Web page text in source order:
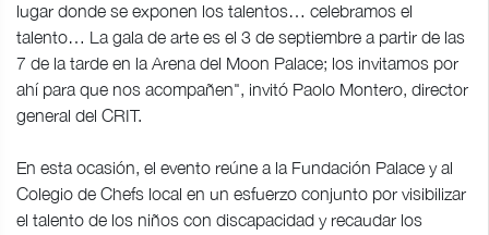
lugar donde se exponen los talentos… celebramos el
talento… La gala de arte es el 3 de septiembre a partir de las
7 de la tarde en la Arena del Moon Palace; los invitamos por
ahí para que nos acompañen", invitó Paolo Montero, director
general del CRIT.
En esta ocasión, el evento reúne a la Fundación Palace y al
Colegio de Chefs local en un esfuerzo conjunto por visibilizar
el talento de los niños con discapacidad y recaudar los